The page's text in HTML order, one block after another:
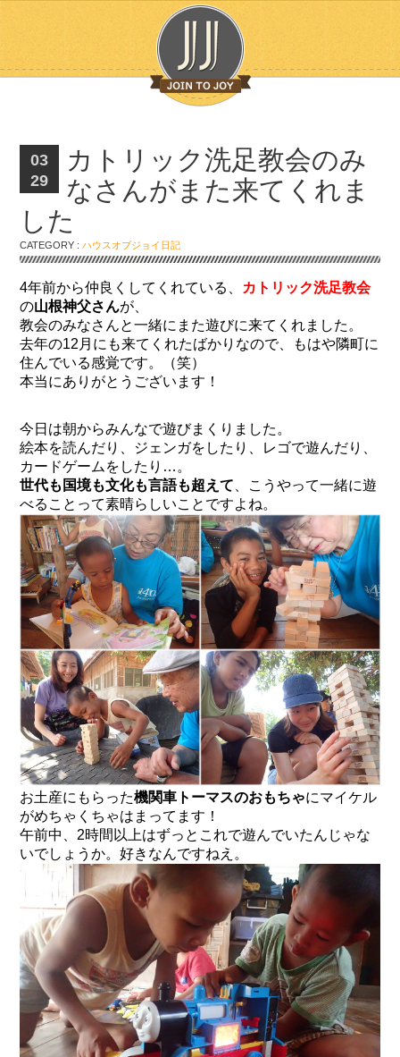
03
29
カトリック洗足教会のみ
なさんがまた来てくれま
した
CATEGORY :ハウスオブジョイ日記
4年前から仲良くしてくれている、 カトリック洗足教会
の山根神父さんが、
教会のみなさんと一緒にまた遊びに来てくれました。
去年の12月にも来てくれたばかりなので、もはや隣町に
住んでいる感覚です。（笑）
本当にありがとうございます！
今日は朝からみんなで遊びまくりました。
絵本を読んだり、ジェンガをしたり、レゴで遊んだり、
カードゲームをしたり…。
世代も国境も文化も言語も超えて 、こうやって一緒に遊
べることって素晴らしいことですよね。
お土産にもらった機関車トーマスのおもちゃにマイケル
がめちゃくちゃはまってます！
午前中、2時間以上はずっとこれで遊んでいたんじゃな
いでしょうか。好きなんですねえ。